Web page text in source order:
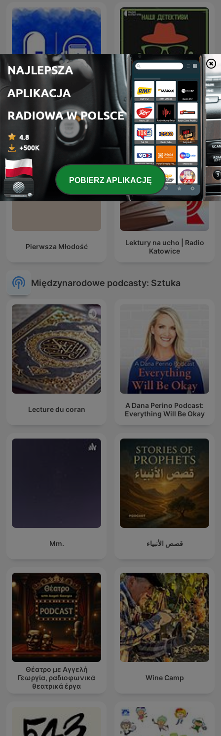
Аудіокниги українською
(Студія Калідор та інші)
Наші детективи
Pierwsza Młodość
Lektury na ucho | Radio
Katowice
Międzynarodowe podcasty: Sztuka
Lecture du coran
A Dana Perino Podcast:
Everything Will Be Okay
Mm. قصص الأنبياء
Θέατρο με Αγγελή
Γεωργία, ραδιοφωνικά
θεατρικά έργα
Wine Camp
POBIERZ APLIKACJĘ